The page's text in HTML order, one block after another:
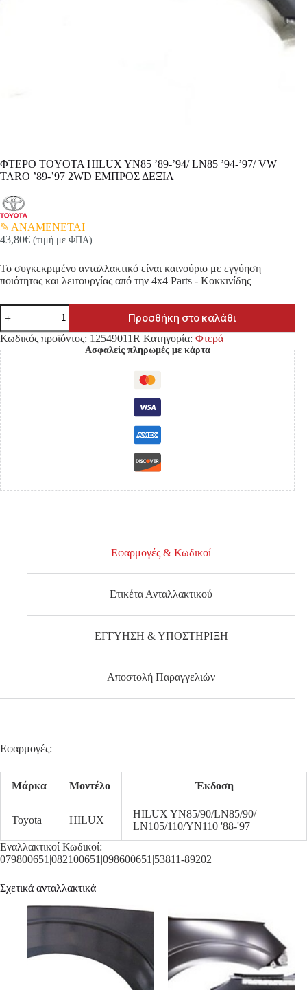
ΦΤΕΡΟ TOYOTA HILUX YN85 ’89-’94/ LN85 ’94-’97/ VW
TARO ’89-’97 2WD ΕΜΠΡΟΣ ΔΕΞΙΑ
ΑΝΑΜΕΝΕΤΑΙ
43,80€ (τιμή με ΦΠΑ)
Το συγκεκριμένο ανταλλακτικό είναι καινούριο με εγγύηση
ποιότητας και λειτουργίας από την 4x4 Parts - Κοκκινίδης
ΦΤΕΡΟ
TOYOTA
HILUX
YN85
'89-
'94/
LN85
'94-
'97/
VW
TARO
'89-
'97
2WD
ΕΜΠΡΟΣ
ΔΕΞΙΑ
Προσθήκη στο καλάθι
Κωδικός προϊόντος: 12549011R Κατηγορία: Φτερά
Ασφαλείς πληρωμές με κάρτα
Εφαρμογές & Κωδικοί
Ετικέτα Ανταλλακτικού
ΕΓΓΥΗΣΗ & ΥΠΟΣΤΗΡΙΞΗ
Αποστολή Παραγγελιών
Εφαρμογές:
Μάρκα Μοντέλο Έκδοση
Toyota HILUX
HILUX YN85/90/LN85/90/
LN105/110/YN110 '88-'97
Εναλλακτικοί Κωδικοί:
079800651|082100651|098600651|53811-89202
Σχετικά ανταλλακτικά